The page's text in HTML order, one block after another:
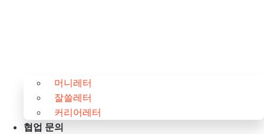
머니레터
잘쓸레터
커리어레터
협업 문의